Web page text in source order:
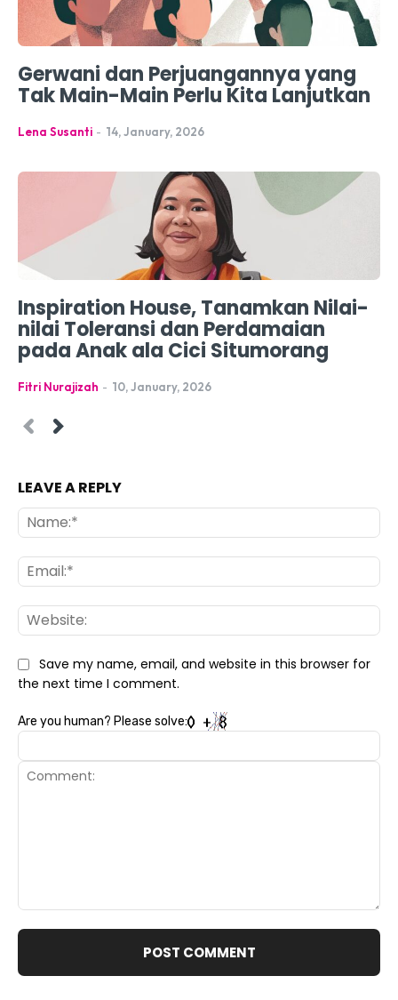
Gerwani dan Perjuangannya yang
Tak Main-Main Perlu Kita Lanjutkan
Lena Susanti - 14, January, 2026
Inspiration House, Tanamkan Nilai-
nilai Toleransi dan Perdamaian
pada Anak ala Cici Situmorang
Fitri Nurajizah - 10, January, 2026
LEAVE A REPLY
Save my name, email, and website in this browser for
the next time I comment.
Are you human? Please solve: